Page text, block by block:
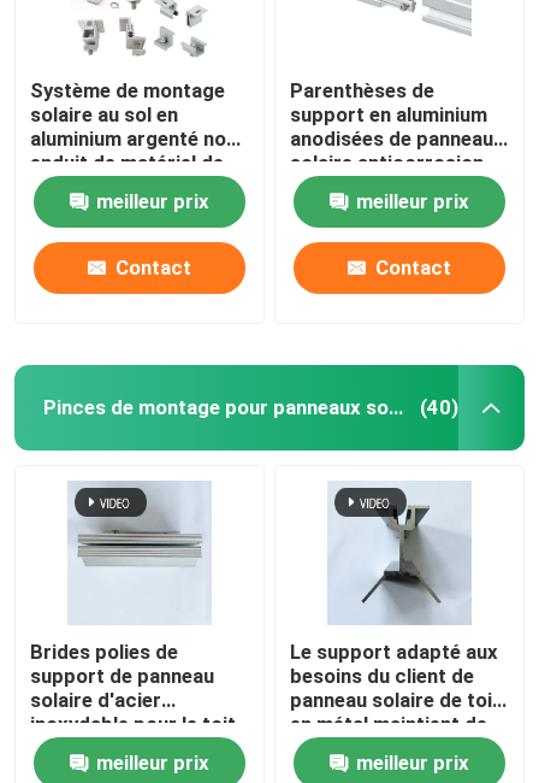
Système de montage
solaire au sol en
aluminium argenté non-
enduit de matériel de
support de panneau
solaire meilleur prix
Contact
Parenthèses de
support en aluminium
anodisées de panneau
solaire anticorrosion
meilleur prix
Contact
Pinces de montage pour panneaux solaires (40)
Brides polies de
support de panneau
solaire d'acier
inoxydable pour le toit
en métal antirouille
meilleur prix
Le support adapté aux
besoins du client de
panneau solaire de toit
en métal maintient de
haute résistance
meilleur prix